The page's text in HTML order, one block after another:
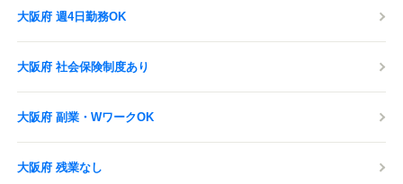
大阪府 週4日勤務OK
大阪府 社会保険制度あり
大阪府 副業・WワークOK
大阪府 残業なし